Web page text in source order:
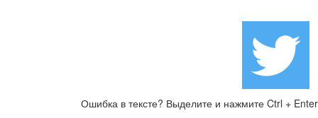
Ошибка в тексте? Выделите и нажмите Ctrl + Enter